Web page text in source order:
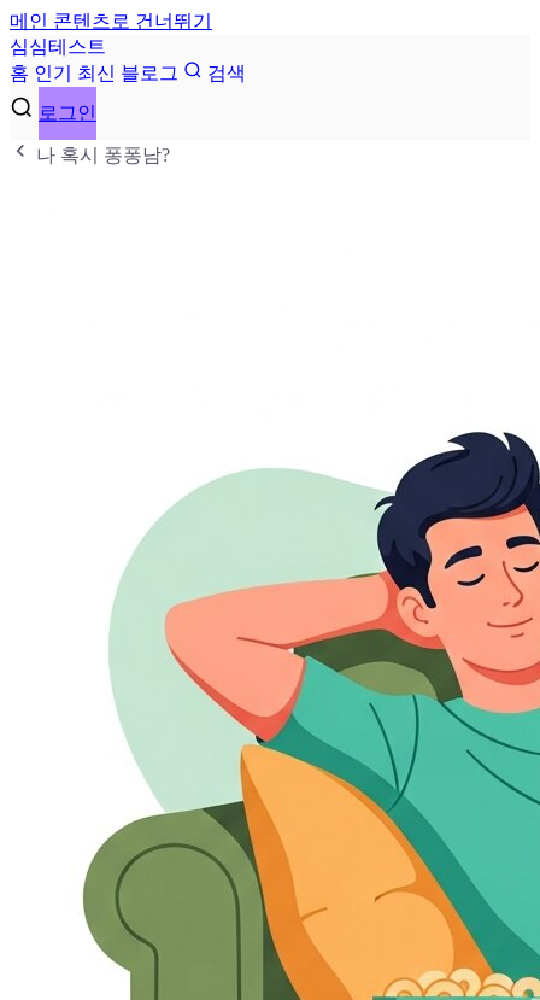
메인 콘텐츠로 건너뛰기
심심테 스 트
홈 인기 최신 블로그
검색
로그인
나 혹시 퐁퐁남?